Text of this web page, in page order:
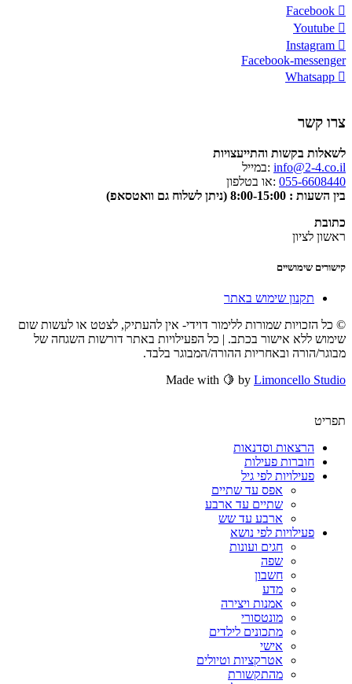
Facebook
Youtube
Instagram
Facebook-messenger
Whatsapp
צרו קשר
לשאלות בקשות והתייעצויות
info@2-4.co.il :במייל
055-6608440 :או בטלפון
בין השעות : 8:00-15:00 (ניתן לשלוח גם וואטסאפ)
כתובת
ראשון לציון
קישורים שימושיים
תקנון שימוש באתר
© כל הזכויות שמורות ללימור דוידי- אין להעתיק, לצטט או לעשות שום
שימוש ללא אישור בכתב. | כל הפעילויות באתר דורשות השגחה של
מבוגר/הורה ובאחריות ההורה/המבוגר בלבד.
Made with 🍋 by Limoncello Studio
תפריט
הרצאות וסדנאות
חוברות פעילות
פעילויות לפי גיל
אפס עד שתיים
שתיים עד ארבע
ארבע עד שש
פעילויות לפי נושא
חגים ועונות
שפה
חשבון
מדע
אמנות ויצירה
מונטסורי
מתכונים לילדים
אישי
אטרקציות וטיולים
מהתקשורת